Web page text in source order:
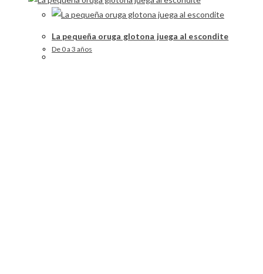
La pequeña oruga glotona juega al escondite
De 0 a 3 años